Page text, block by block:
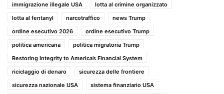
immigrazione illegale USA
lotta al crimine organizzato
lotta al fentanyl
narcotraffico
news Trump
ordine esecutivo 2026
ordine esecutivo Trump
politica americana
politica migratoria Trump
Restoring Integrity to America’s Financial System
riciclaggio di denaro
sicurezza delle frontiere
sicurezza nazionale USA
sistema finanziario USA